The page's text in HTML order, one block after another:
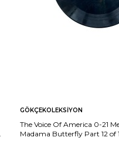
GÖKÇEKOLEKSIYON
The Voice Of America 0-21
Madama Butterfly Part 12 of